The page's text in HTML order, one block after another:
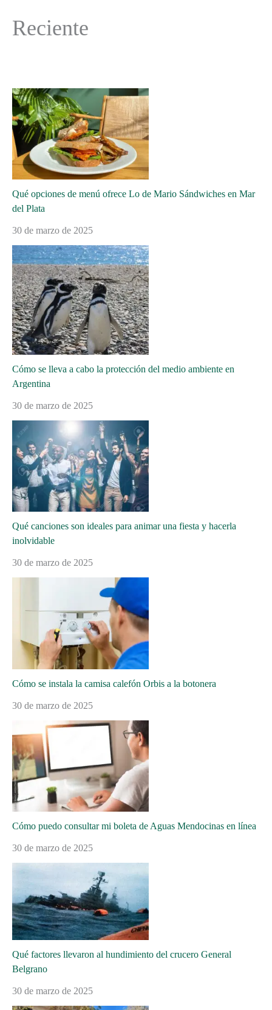
Reciente
Qué opciones de menú ofrece Lo de Mario Sándwiches en Mar
del Plata
30 de marzo de 2025
Cómo se lleva a cabo la protección del medio ambiente en
Argentina
30 de marzo de 2025
Qué canciones son ideales para animar una fiesta y hacerla
inolvidable
30 de marzo de 2025
Cómo se instala la camisa calefón Orbis a la botonera
30 de marzo de 2025
Cómo puedo consultar mi boleta de Aguas Mendocinas en línea
30 de marzo de 2025
Qué factores llevaron al hundimiento del crucero General
Belgrano
30 de marzo de 2025